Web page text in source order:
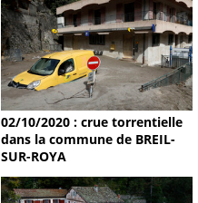
02/10/2020 : crue torrentielle
dans la commune de BREIL-
SUR-ROYA